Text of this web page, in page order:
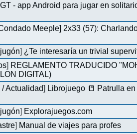
- app Android para jugar en
Meeple] 2x33 (57):
] ¿Te interesaría un trivial
] REGLAMENTO TRADUCIDO
DIGITAL)
Actualidad] Librojuego 📒 Patrulla
] Explorajuegos.com
] Manual de viajes para profes